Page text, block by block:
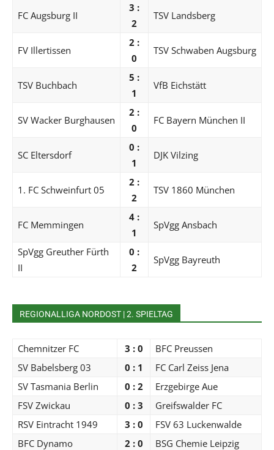
FC Augsburg II
3 :
2
TSV Landsberg
FV Illertissen
2 :
0
TSV Schwaben Augsburg
TSV Buchbach
5 :
1
VfB Eichstätt
SV Wacker Burghausen
2 :
0
FC Bayern München II
SC Eltersdorf
0 :
1
DJK Vilzing
1. FC Schweinfurt 05
2 :
2
TSV 1860 München
FC Memmingen
4 :
1
SpVgg Ansbach
SpVgg Greuther Fürth
II
0 :
2
SpVgg Bayreuth
REGIONALLIGA NORDOST | 2. SPIELTAG
Chemnitzer FC 3 : 0
BFC Preussen
SV Babelsberg 03
0 : 1
FC Carl Zeiss Jena
SV Tasmania Berlin
0 : 2
Erzgebirge Aue
FSV Zwickau
0 : 3
Greifswalder FC
RSV Eintracht 1949
3 : 0
FSV 63 Luckenwalde
BFC Dynamo
2 : 0
BSG Chemie Leipzig